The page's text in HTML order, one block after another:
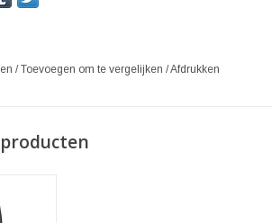
/Toevoegen om te vergelijken /Afdrukken